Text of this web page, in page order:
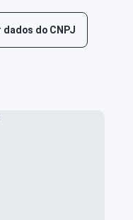
do CNPJ